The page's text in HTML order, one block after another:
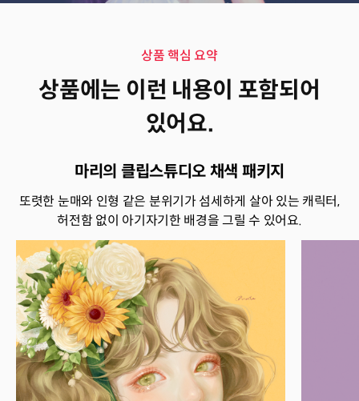
상품 핵심 요약
상품에는 이런 내용이 포함되어
있어요.
마리의 클립스튜디오 채색 패키지
또렷한 눈매와 인형 같은 분위기가 섬세하게 살아 있는 캐릭터,
허전함 없이 아기자기한 배경을 그릴 수 있어요.